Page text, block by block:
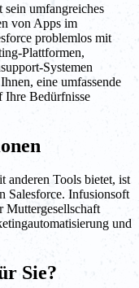
sein umfangreiches
von Apps im
problemlos mit
Plattformen,
Systemen
eine umfassende
Ihre Bedürfnisse
anderen Tools bietet, ist
Salesforce. Infusionsoft
Muttergesellschaft
und
Sie?